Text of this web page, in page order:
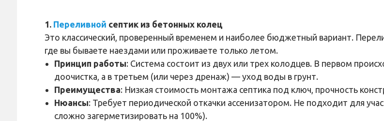
1. Переливной септик из бетонных колец
Это классический, проверенный временем и наиболее бюджетный вариант.
где вы бываете наездами или проживаете только летом.
Принцип работы: Система состоит из двух или трех колодцев. В первом
доочистка, а в третьем (или через дренаж) — уход воды в грунт.
Преимущества: Низкая стоимость монтажа септика под ключ, прочность
Нюансы: Требует периодической откачки ассенизатором. Не подходит для
сложно загерметизировать на 100%).